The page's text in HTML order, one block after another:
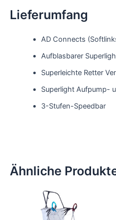
Lieferumfang
AD Connects
Aufblasbarer
Superleichte Retter
Superlight Aufpump-
3-Stufen-Speedbar
Ähnliche